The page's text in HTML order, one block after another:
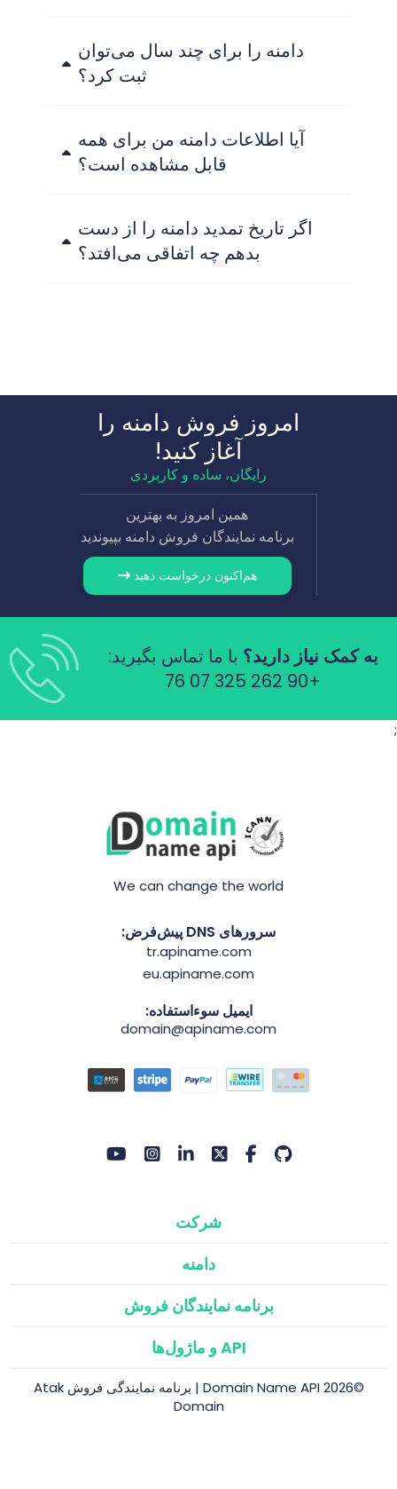
دامنه را برای چند سال می‌توان
ثبت کرد؟
آیا اطلاعات دامنه من برای همه
قابل مشاهده است؟
اگر تاریخ تمدید دامنه را از دست
بدهم چه اتفاقی می‌افتد؟
امروز فروش دامنه را
آغاز کنید!
رایگان، ساده و کاربردی
همین امروز به بهترین
برنامه نمایندگان فروش دامنه بپیوندید
هم‌اکنون درخواست دهید
به کمک نیاز دارید؟ با ما تماس بگیرید:
+90 262 325 07 76
;
We can change the world
سرورهای DNS پیش‌فرض:
tr.apiname.com
eu.apiname.com
ایمیل سوءاستفاده:
domain@apiname.com
شرکت
دامنه
برنامه نمایندگان فروش
API و ماژول‌ها
©2026 Domain Name API | برنامه نمایندگی فروش Atak
Domain